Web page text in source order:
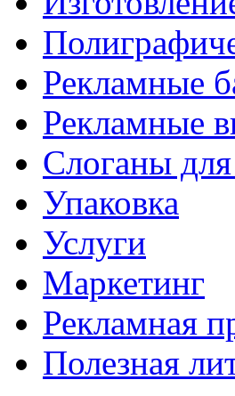
Рекламные
Рекламные
Слоганы
Упаковка
Услуги
Маркетинг
Рекламная
Полезная